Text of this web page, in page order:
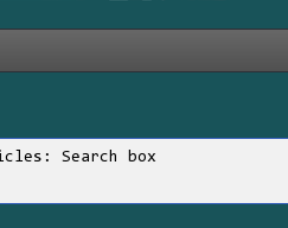
Search box